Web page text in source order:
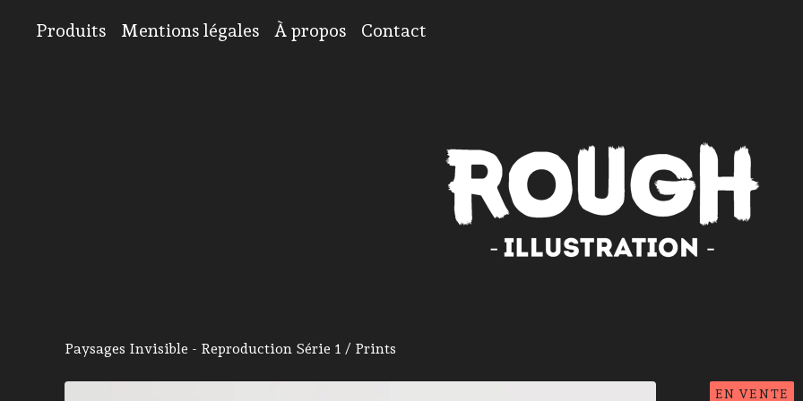
Produits Mentions légales À propos Contact
Paysages Invisible - Reproduction Série 1 / Prints
EN VENTE